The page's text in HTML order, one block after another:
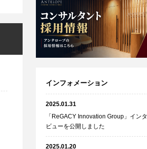
インフォメーション
2025.01.31
「ReGACY Innovation Group」インタ
ビューを公開しました
2025.01.20